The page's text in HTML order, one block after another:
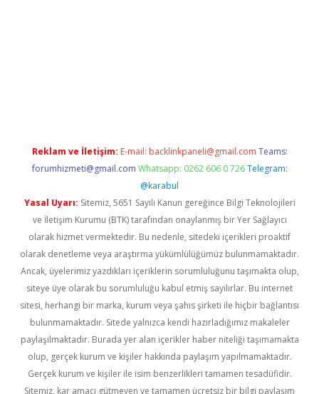
Reklam ve İletişim: E-mail: backlinkpaneli@gmail.com Teams:
forumhizmeti@gmail.com Whatsapp: 0262 606 0 726 Telegram:
@karabul
Yasal Uyarı: Sitemiz, 5651 Sayılı Kanun gereğince Bilgi Teknolojileri
ve İletişim Kurumu (BTK) tarafından onaylanmış bir Yer Sağlayıcı
olarak hizmet vermektedir. Bu nedenle, sitedeki içerikleri proaktif
olarak denetleme veya araştırma yükümlülüğümüz bulunmamaktadır.
Ancak, üyelerimiz yazdıkları içeriklerin sorumluluğunu taşımakta olup,
siteye üye olarak bu sorumluluğu kabul etmiş sayılırlar. Bu internet
sitesi, herhangi bir marka, kurum veya şahıs şirketi ile hiçbir bağlantısı
bulunmamaktadır. Sitede yalnızca kendi hazırladığımız makaleler
paylaşılmaktadır. Burada yer alan içerikler haber niteliği taşımamakta
olup, gerçek kurum ve kişiler hakkında paylaşım yapılmamaktadır.
Gerçek kurum ve kişiler ile isim benzerlikleri tamamen tesadüfidir.
Sitemiz, kar amacı gütmeyen ve tamamen ücretsiz bir bilgi paylaşım